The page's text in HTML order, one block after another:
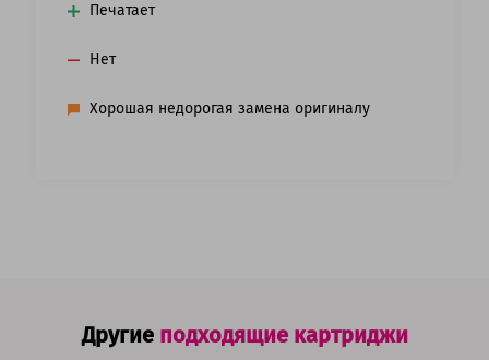
Печатает
Нет
Хорошая недорогая замена оригиналу
Другие подходящие картриджи